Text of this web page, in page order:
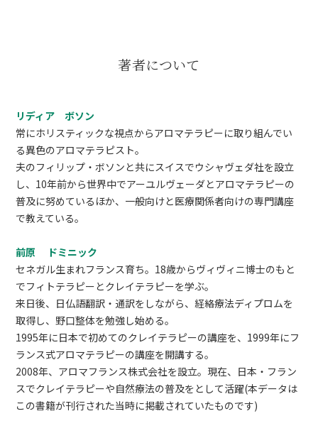
著者について
リディア ボソン
常にホリスティックな視点からアロマテラピーに取り組んでい
る異色のアロマテラピスト。
夫のフィリップ・ボソンと共にスイスでウシャヴェダ社を設立
し、10年前から世界中でアーユルヴェーダとアロマテラピーの
普及に努めているほか、一般向けと医療関係者向けの専門講座
で教えている。
前原 ドミニック
セネガル生まれフランス育ち。18歳からヴィヴィニ博士のもと
でフィトテラピーとクレイテラピーを学ぶ。
来日後、日仏語翻訳・通訳をしながら、経絡療法ディプロムを
取得し、野口整体を勉強し始める。
1995年に日本で初めてのクレイテラピーの講座を、1999年にフ
ランス式アロマテラピーの講座を開講する。
2008年、アロマフランス株式会社を設立。現在、日本・フラン
スでクレイテラピーや自然療法の普及をとして活躍(本データは
この書籍が刊行された当時に掲載されていたものです)